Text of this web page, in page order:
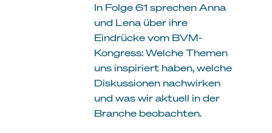
In Folge 61 sprechen Anna
und Lena über ihre
Eindrücke vom BVM-
Kongress: Welche Themen
uns inspiriert haben, welche
Diskussionen nachwirken
und was wir aktuell in der
Branche beobachten.